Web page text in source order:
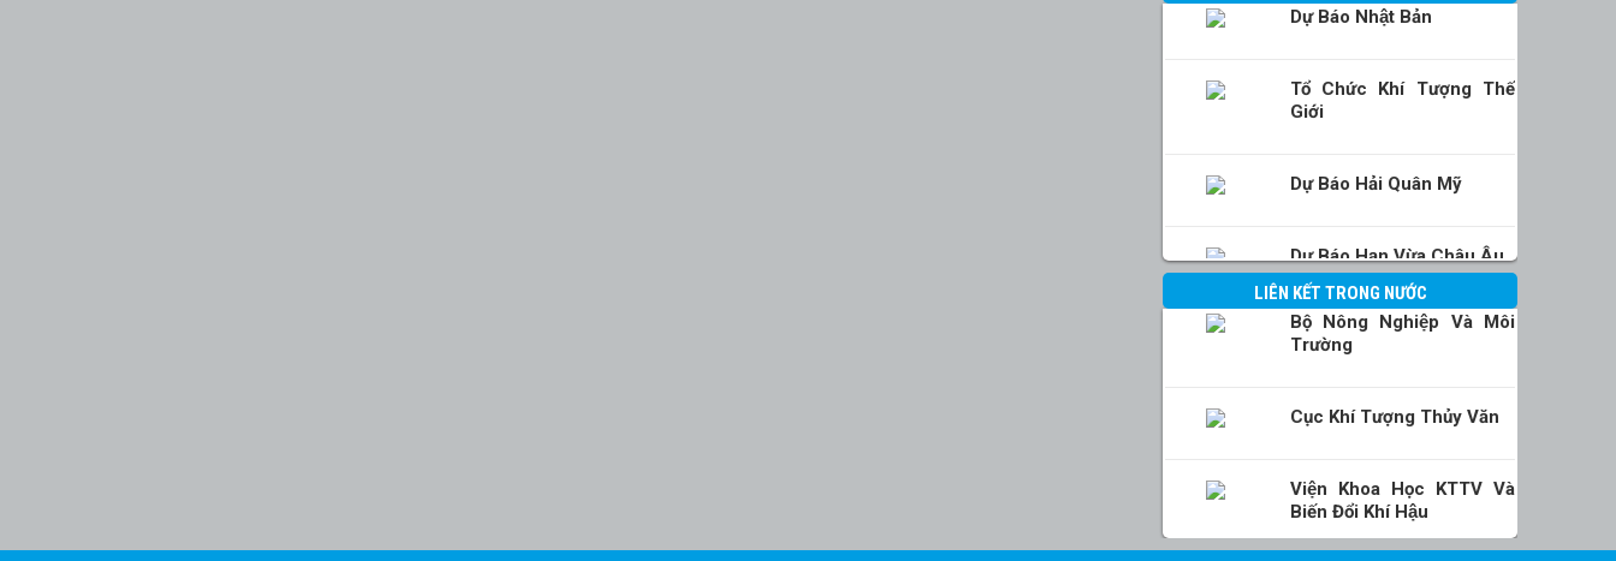
Dự Báo Nhật Bản
Tổ Chức Khí Tượng Thế
Giới
Dự Báo Hải Quân Mỹ
Dự Báo Hạn Vừa Châu Âu
LIÊN KẾT TRONG NƯỚC
Bộ Nông Nghiệp Và Môi
Trường
Cục Khí Tượng Thủy Văn
Viện Khoa Học KTTV Và
Biến Đổi Khí Hậu